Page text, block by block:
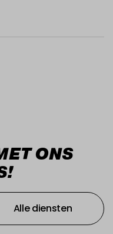
ONS
Alle diensten
Alle diensten